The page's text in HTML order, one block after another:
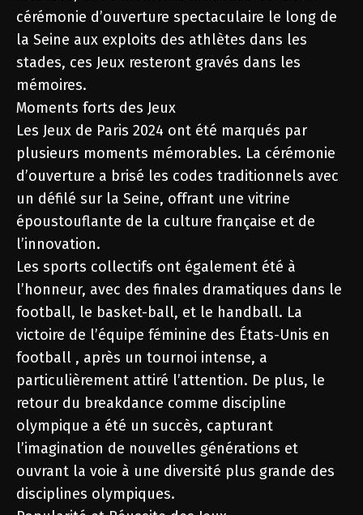
cérémonie d’ouverture spectaculaire le long de
la Seine aux exploits des athlètes dans les
stades, ces Jeux resteront gravés dans les
mémoires.
Moments forts des Jeux
Les Jeux de Paris 2024 ont été marqués par
plusieurs moments mémorables. La cérémonie
d’ouverture a brisé les codes traditionnels avec
un défilé sur la Seine, offrant une vitrine
époustouflante de la culture française et de
l’innovation.
Les sports collectifs ont également été à
l’honneur, avec des finales dramatiques dans le
football, le basket-ball, et le handball. La
victoire de l’équipe féminine des États-Unis en
football , après un tournoi intense, a
particulièrement attiré l’attention. De plus, le
retour du breakdance comme discipline
olympique a été un succès, capturant
l’imagination de nouvelles générations et
ouvrant la voie à une diversité plus grande des
disciplines olympiques.